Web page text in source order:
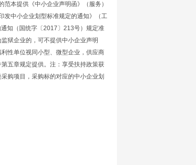
本提供《中小企业声明函》（服务）
发中小企业划型标准规定的通知》（工
知（国统字〔2017〕213号）规定准
狱企业的，可不提供中小企业声明
性单位视同小型、微型企业，供应商
五章规定提供。注：享受扶持政策获
购项目，采购标的对应的中小企业划